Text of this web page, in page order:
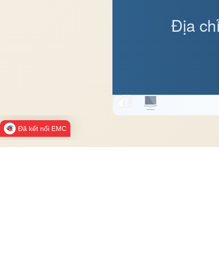
Địa
Đã kết nối EMC